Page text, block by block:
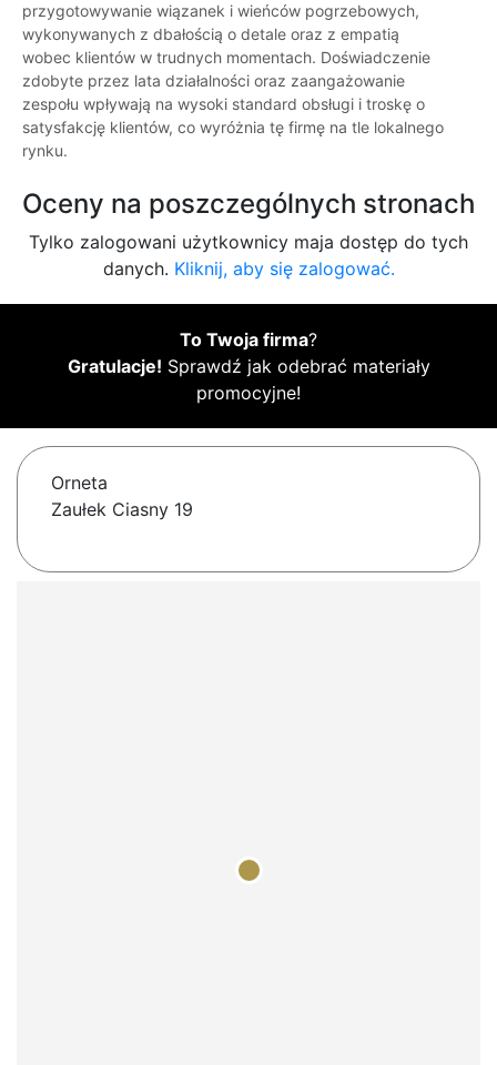
przygotowywanie wiązanek i wieńców pogrzebowych,
wykonywanych z dbałością o detale oraz z empatią
wobec klientów w trudnych momentach. Doświadczenie
zdobyte przez lata działalności oraz zaangażowanie
zespołu wpływają na wysoki standard obsługi i troskę o
satysfakcję klientów, co wyróżnia tę firmę na tle lokalnego
rynku.
Oceny na poszczególnych stronach
Tylko zalogowani użytkownicy maja dostęp do tych
danych. Kliknij, aby się zalogować.
To Twoja firma?
Gratulacje! Sprawdź jak odebrać materiały
promocyjne!
Orneta
Zaułek Ciasny 19